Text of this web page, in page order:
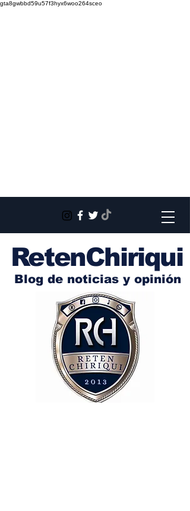
gta8gwbbd59u57f3hyx6woo264sceo
RetenChiriqui
Blog de noticias y opinión